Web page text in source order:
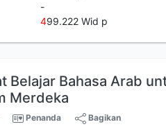
-
499.222 Wid p
Belajar Bahasa Arab
Merdeka
Penanda Bagikan